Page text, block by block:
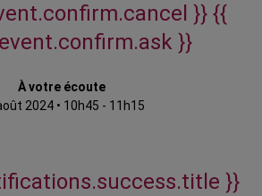
}} {{
}}
À votre écoute
2024 • 10h45 - 11h15
}}